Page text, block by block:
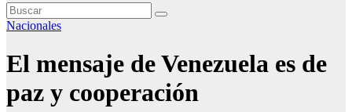
Nacionales
El mensaje de Venezuela es de
paz y cooperación